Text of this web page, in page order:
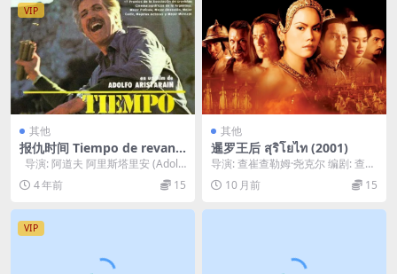
VIP
其他
报仇时间 Tiempo de revanc
ha (1981)
导演: 阿道夫 阿里斯塔里安 (Adolf
o Aristarain...
4 年前 15
其他
暹罗王后 สุริโยไท (2001)
导演: 查崔查勒姆·尧克尔 编剧: 查崔
查勒姆·尧克尔 / Sunait Chu...
10 月前 15
VIP